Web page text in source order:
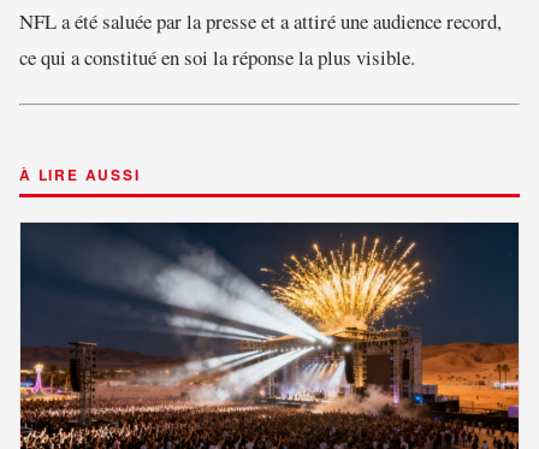
NFL a été saluée par la presse et a attiré une audience record,
ce qui a constitué en soi la réponse la plus visible.
À LIRE AUSSI